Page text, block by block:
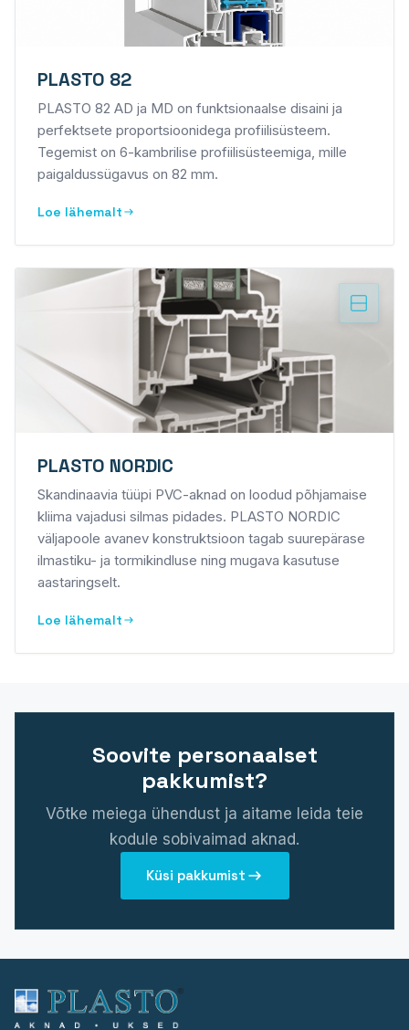
PLASTO 82
PLASTO 82 AD ja MD on funktsionaalse disaini ja
perfektsete proportsioonidega profiilisüsteem.
Tegemist on 6-kambrilise profiilisüsteemiga, mille
paigaldussügavus on 82 mm.
Loe lähemalt
PLASTO NORDIC
Skandinaavia tüüpi PVC-aknad on loodud põhjamaise
kliima vajadusi silmas pidades. PLASTO NORDIC
väljapoole avanev konstruktsioon tagab suurepärase
ilmastiku- ja tormikindluse ning mugava kasutuse
aastaringselt.
Loe lähemalt
Soovite personaalset
pakkumist?
Võtke meiega ühendust ja aitame leida teie
kodule sobivaimad aknad.
Küsi pakkumist